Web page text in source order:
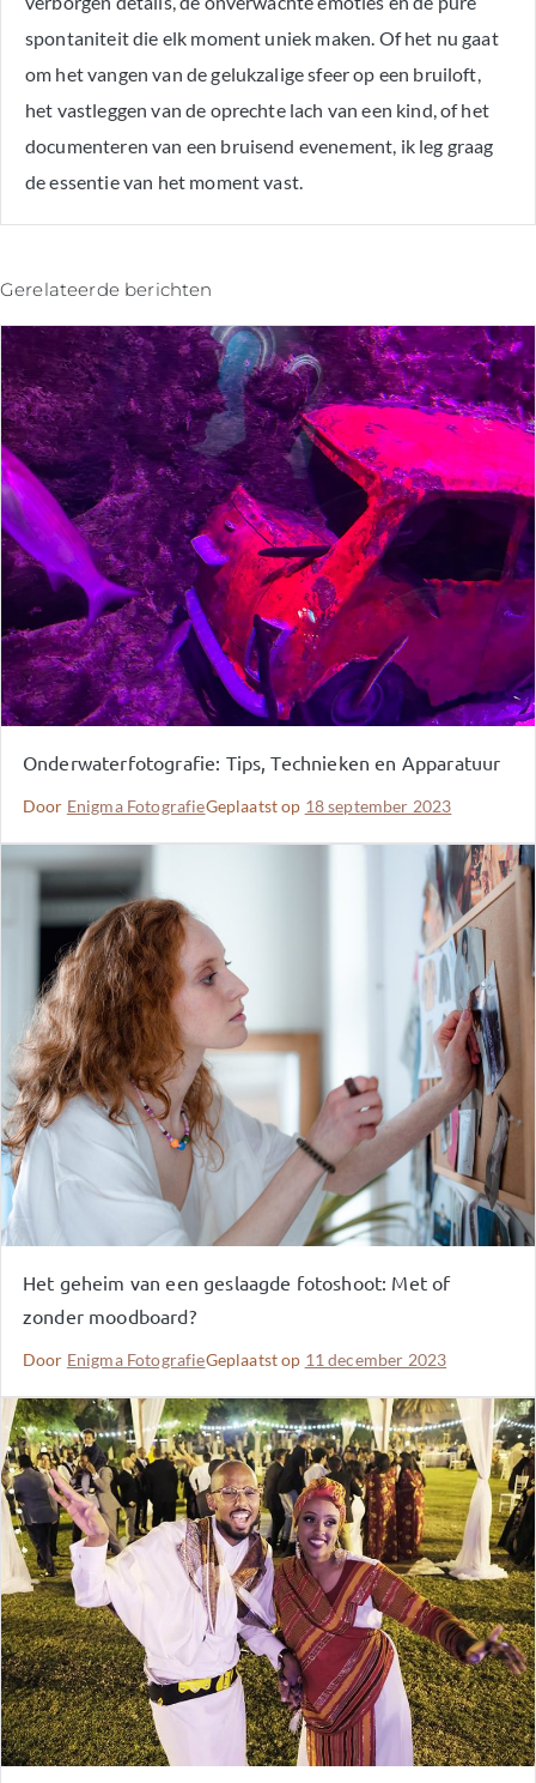
spontaniteit die elk moment uniek maken. Of het nu gaat
om het vangen van de gelukzalige sfeer op een bruiloft,
het vastleggen van de oprechte lach van een kind, of het
documenteren van een bruisend evenement, ik leg graag
de essentie van het moment vast.
Gerelateerde berichten
Onderwaterfotografie: Tips, Technieken en Apparatuur
Door Enigma FotografieGeplaatst op 18 september 2023
Het geheim van een geslaagde fotoshoot: Met of
zonder moodboard?
Door Enigma FotografieGeplaatst op 11 december 2023